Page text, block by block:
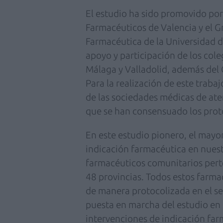
El estudio ha sido promovido
Farmacéuticos de Valencia y el
Farmacéutica de la Universidad
apoyo y participación de los
Málaga y Valladolid, además
Para la realización de este
de las sociedades médicas de
que se han consensuado los
En este estudio pionero, el
indicación farmacéutica en
farmacéuticos comunitarios
48 provincias. Todos estos
de manera protocolizada en el
puesta en marcha del estudio
intervenciones de indicación